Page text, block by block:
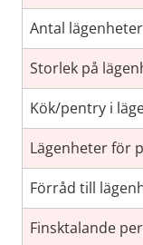
Antal lägenheter
Storlek på
Kök/pentry i
Lägenheter för
Förråd till
Finsktalande